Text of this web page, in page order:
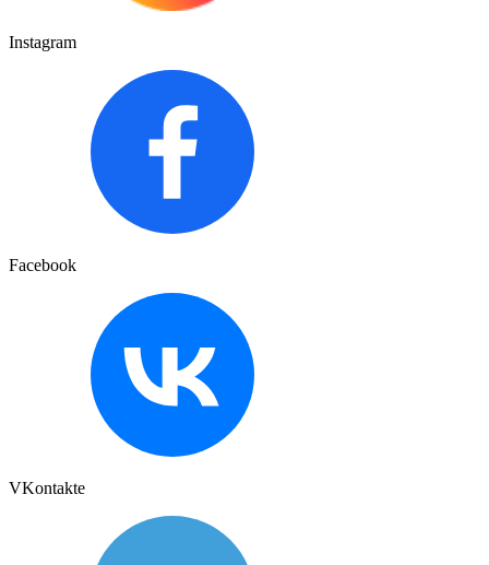
Instagram
Facebook
VKontakte